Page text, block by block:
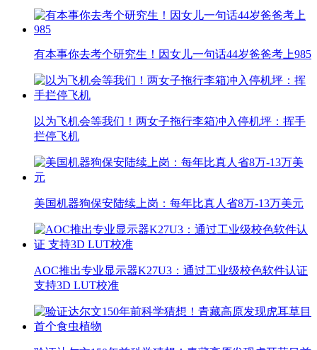
有本事你去考个研究生！因女儿一句话44岁爸爸考上985
以为飞机会等我们！两女子拖行李箱冲入停机坪：挥手
拦停飞机
美国机器狗保安陆续上岗：每年比真人省8万-13万美元
AOC推出专业显示器K27U3：通过工业级校色软件认证
支持3D LUT校准